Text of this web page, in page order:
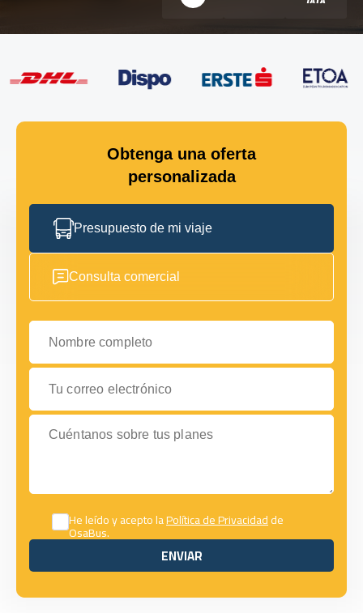
Obtenga una oferta
personalizada
Presupuesto de mi viaje
Consulta comercial
Nombre completo
Tu correo electrónico
Cuéntanos sobre tus planes
He leído y acepto laPolítica de Privacidadde
OsaBus.
ENVIAR
ENVIAR